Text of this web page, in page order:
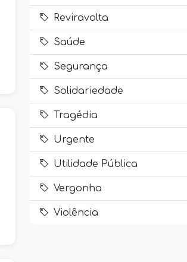
Reviravolta
Saúde
Segurança
Solidariedade
Tragédia
Urgente
Utilidade Pública
Vergonha
Violência